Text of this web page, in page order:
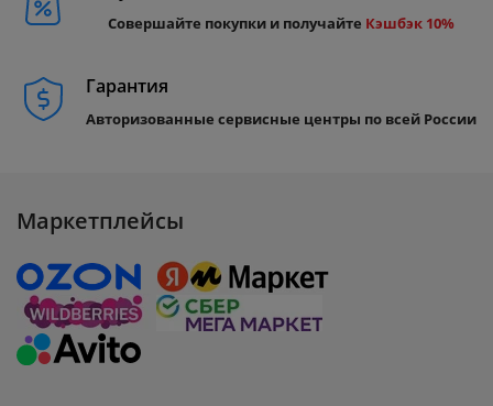
Совершайте покупки и получайте Кэшбэк 10%
Гарантия
Авторизованные сервисные центры по всей России
Маркетплейсы